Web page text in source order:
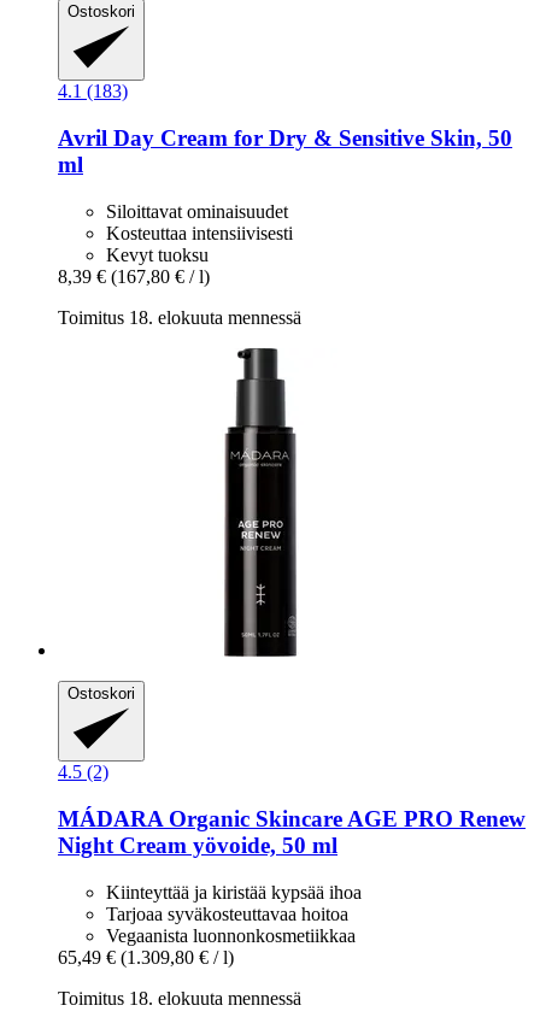
Ostoskori
4.1 (183)
Avril Day Cream for Dry & Sensitive Skin, 50
ml
Siloittavat ominaisuudet
Kosteuttaa intensiivisesti
Kevyt tuoksu
8,39 € (167,80 € / l)
Toimitus 18. elokuuta mennessä
Ostoskori
4.5 (2)
MÁDARA Organic Skincare AGE PRO Renew
Night Cream yövoide, 50 ml
Kiinteyttää ja kiristää kypsää ihoa
Tarjoaa syväkosteuttavaa hoitoa
Vegaanista luonnonkosmetiikkaa
65,49 € (1.309,80 € / l)
Toimitus 18. elokuuta mennessä